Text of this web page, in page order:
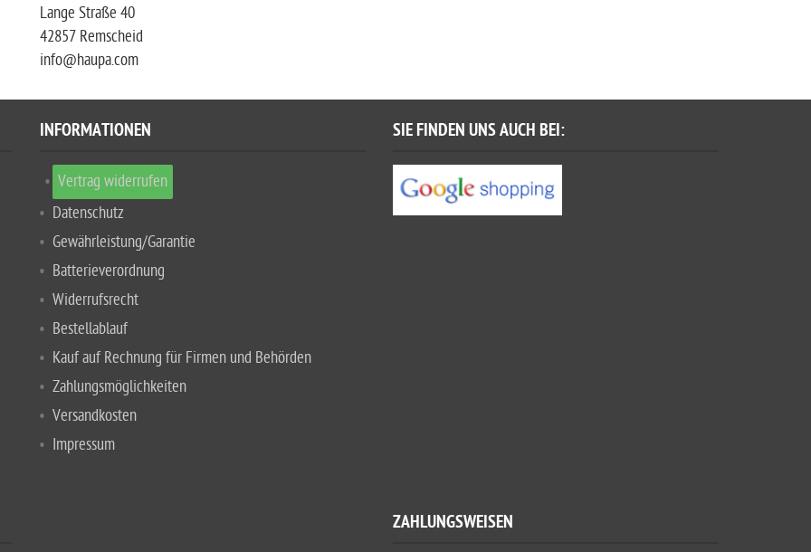
Lange Straße 40
42857 Remscheid
info@haupa.com
INFORMATIONEN
Vertrag widerrufen
Datenschutz
Gewährleistung/Garantie
Batterieverordnung
Widerrufsrecht
Bestellablauf
Kauf auf Rechnung für Firmen und Behörden
Zahlungsmöglichkeiten
Versandkosten
Impressum
SIE FINDEN UNS AUCH BEI:
ZAHLUNGSWEISEN